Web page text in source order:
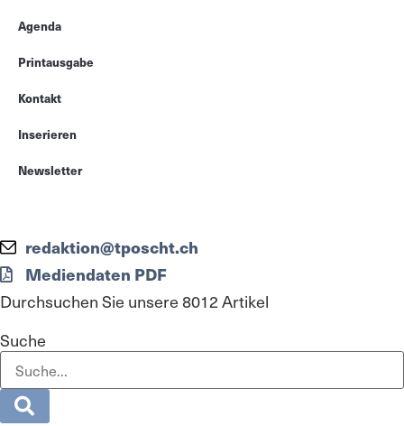
Agenda
Printausgabe
Kontakt
Inserieren
Newsletter
redaktion@tposcht.ch
Mediendaten PDF
Durchsuchen Sie unsere 8012 Artikel
Suche